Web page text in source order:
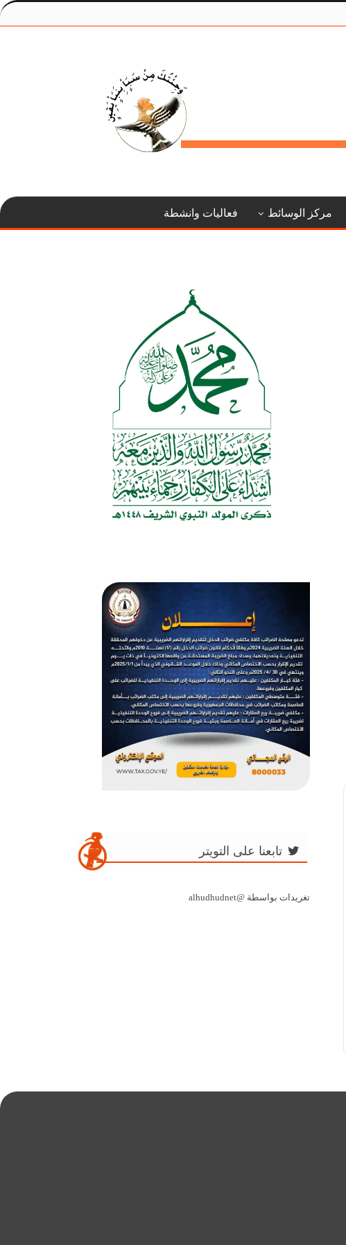
مركز الوسائط فعاليات وانشطة
تابعنا على التويتر
تغريدات بواسطة @alhudhudnet